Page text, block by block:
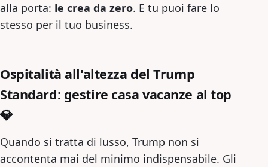
alla porta: le crea da zero. E tu puoi fare lo
stesso per il tuo business.
Ospitalità all'altezza del Trump
Standard: gestire casa vacanze al top
💎
Quando si tratta di lusso, Trump non si
accontenta mai del minimo indispensabile. Gli